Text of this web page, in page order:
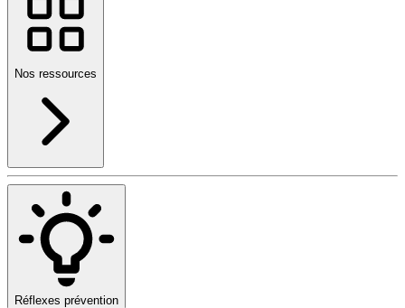
Nos ressources
Réflexes prévention